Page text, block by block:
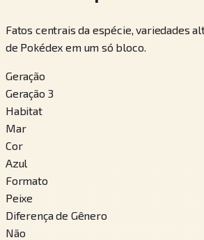
Fatos centrais da espécie, variedades
de Pokédex em um só bloco.
Geração
Geração 3
Habitat
Mar
Cor
Azul
Formato
Peixe
Diferença de Gênero
Não